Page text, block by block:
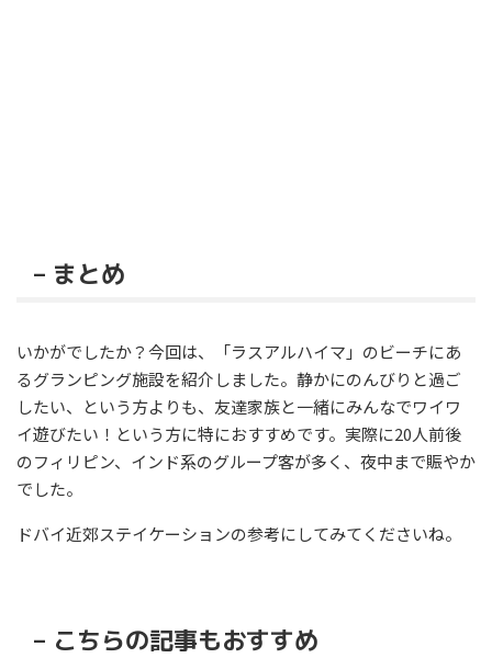
– まとめ
いかがでしたか？今回は、「ラスアルハイマ」のビーチにあ
るグランピング施設を紹介しました。静かにのんびりと過ご
したい、という方よりも、友達家族と一緒にみんなでワイワ
イ遊びたい！という方に特におすすめです。実際に20人前後
のフィリピン、インド系のグループ客が多く、夜中まで賑やか
でした。
ドバイ近郊ステイケーションの参考にしてみてくださいね。
– こちらの記事もおすすめ